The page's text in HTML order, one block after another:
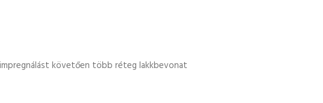
követően több réteg lakkbevonat